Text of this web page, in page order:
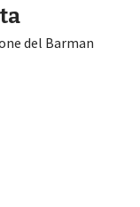
del Barman